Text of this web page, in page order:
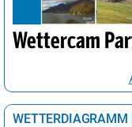
Wettercam
WETTERDIAGRAMM